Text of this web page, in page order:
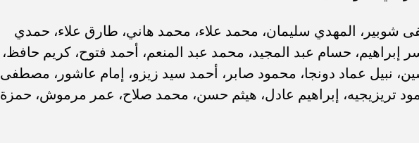
شوبير، المهدي سليمان، محمد علاء، محمد هاني، طارق علاء، حمدي
إبراهيم، حسام عبد المجيد، محمد عبد المنعم، أحمد فتوح، كريم حافظ،
نبيل عماد دونجا، محمود صابر، أحمد سيد زيزو، إمام عاشور، مصطفى
تريزيجيه، إبراهيم عادل، هيثم حسن، محمد صلاح، عمر مرموش، حمزة